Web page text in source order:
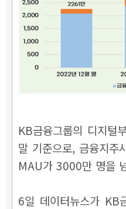
KB금융그룹의 디지털
말 기준으로, 금융지주
MAU가 3000만 명을
6일 데이터뉴스가 KB